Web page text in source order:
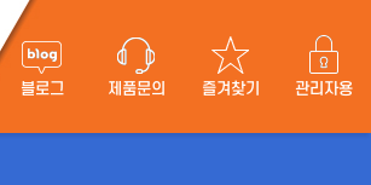
블로그 제품문의 즐겨찾기 관리자용